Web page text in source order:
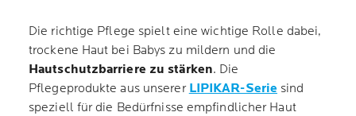
Die richtige Pflege spielt eine wichtige Rolle dabei,
trockene Haut bei Babys zu mildern und die
Hautschutzbarriere zu stärken. Die
Pflegeprodukte aus unserer LIPIKAR-Serie sind
speziell für die Bedürfnisse empfindlicher Haut